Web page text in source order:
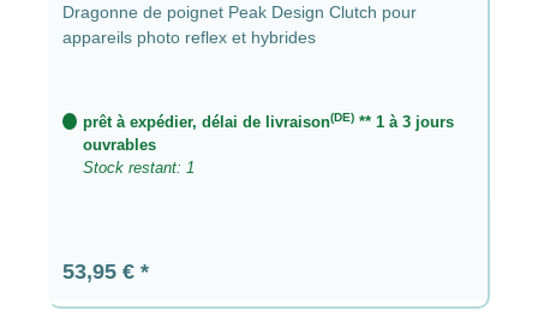
Dragonne de poignet Peak Design Clutch pour
appareils photo reflex et hybrides
prêt à expédier, délai de livraison(DE) ** 1 à 3 jours
ouvrables
Stock restant: 1
Prix régulier :
53,95 €